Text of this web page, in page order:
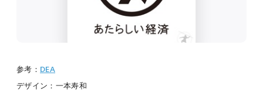
参考： DEA
デザイン：一本寿和